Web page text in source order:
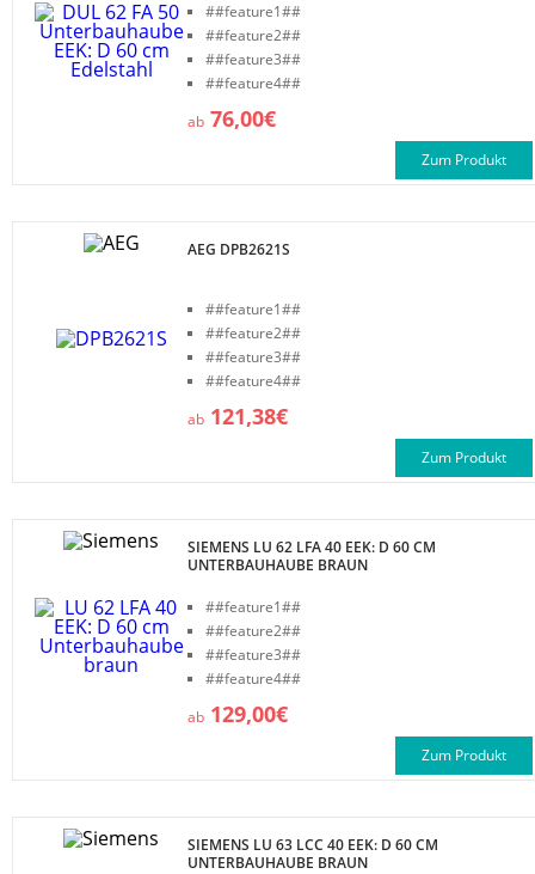
##feature1##
##feature2##
##feature3##
##feature4##
ab 76,00€
Zum Produkt
AEG DPB2621S
##feature1##
##feature2##
##feature3##
##feature4##
ab 121,38€
Zum Produkt
SIEMENS LU 62 LFA 40 EEK: D 60 CM
UNTERBAUHAUBE BRAUN
##feature1##
##feature2##
##feature3##
##feature4##
ab 129,00€
Zum Produkt
SIEMENS LU 63 LCC 40 EEK: D 60 CM
UNTERBAUHAUBE BRAUN